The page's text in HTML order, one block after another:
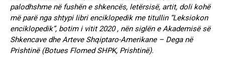
palodhshme në fushën e shkencës, letërsisë, artit, doli kohë
më parë nga shtypi libri enciklopedik me titullin “Leksiokon
enciklopedik”, botim i vitit 2020 , nën siglën e Akademisë së
Shkencave dhe Arteve Shqiptaro-Amerikane – Dega në
Prishtinë (Botues Flomed SHPK, Prishtinë).